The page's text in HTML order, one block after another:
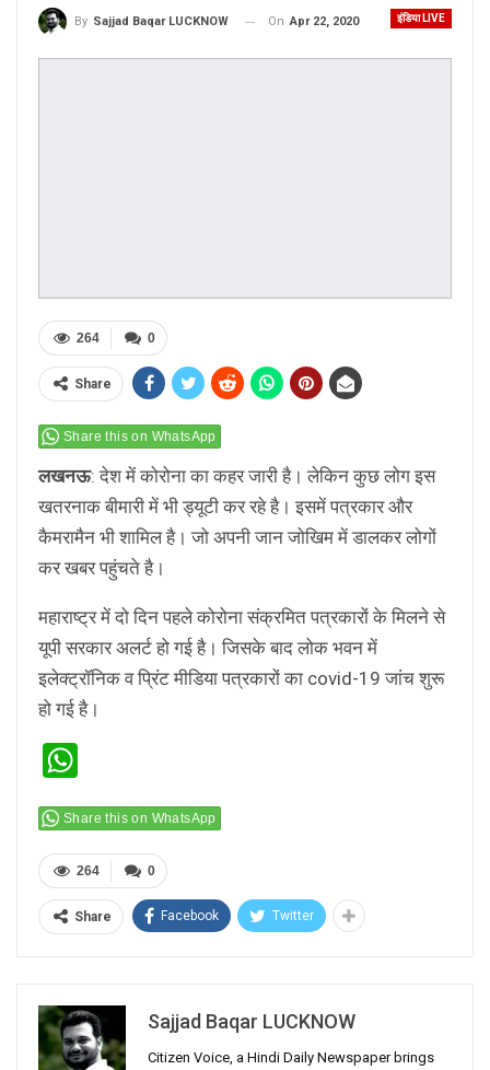
इंडिया LIVE
By Sajjad Baqar LUCKNOW On Apr 22, 2020
0
264
Share
Share this on WhatsApp
लखनऊ: देश में कोरोना का कहर जारी है। लेकिन कुछ लोग इस
खतरनाक बीमारी में भी ड्यूटी कर रहे है। इसमें पत्रकार और
कैमरामैन भी शामिल है। जो अपनी जान जोखिम में डालकर लोगों
कर खबर पहुंचते है।
महाराष्ट्र में दो दिन पहले कोरोना संक्रमित पत्रकारों के मिलने से
यूपी सरकार अलर्ट हो गई है। जिसके बाद लोक भवन में
इलेक्ट्रॉनिक व प्रिंट मीडिया पत्रकारों का covid-19 जांच शुरू
हो गई है।
Share this on WhatsApp
0
264
Share Facebook Twitter
Sajjad Baqar LUCKNOW
Citizen Voice, a Hindi Daily Newspaper brings